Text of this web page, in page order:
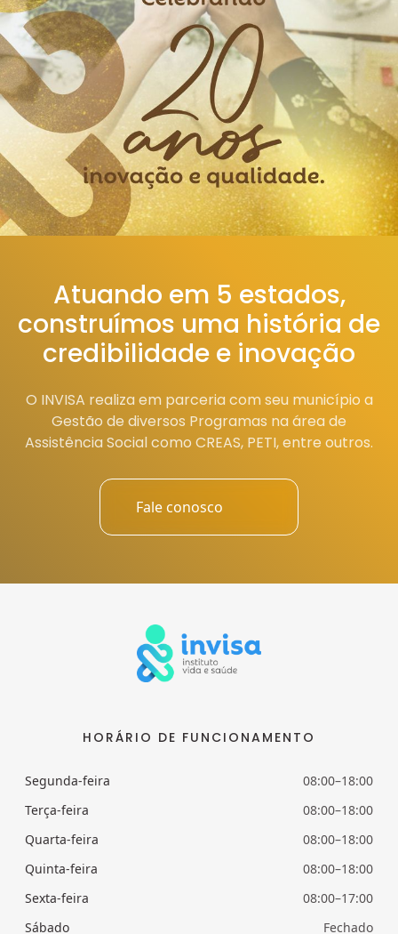
Atuando em 5 estados,
construímos uma história de
credibilidade e inovação
O INVISA realiza em parceria com seu município a
Gestão de diversos Programas na área de
Assistência Social como CREAS, PETI, entre outros.
Fale conosco
HORÁRIO DE FUNCIONAMENTO
Segunda-feira
08:00–18:00
Terça-feira
08:00–18:00
Quarta-feira
08:00–18:00
Quinta-feira
08:00–18:00
Sexta-feira
08:00–17:00
Sábado
Fechado